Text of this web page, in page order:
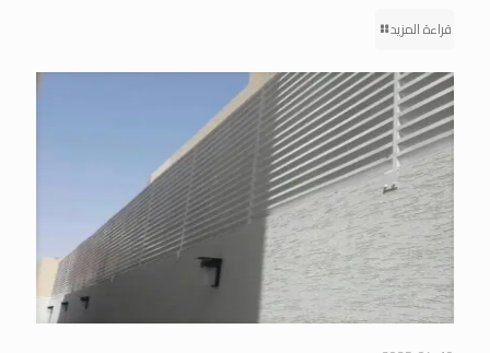
قراءة المزيد